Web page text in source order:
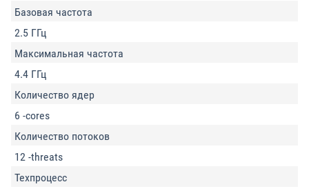
Базовая частота
2.5 ГГц
Максимальная частота
4.4 ГГц
Количество ядер
6 -cores
Количество потоков
12 -threats
Техпроцесс